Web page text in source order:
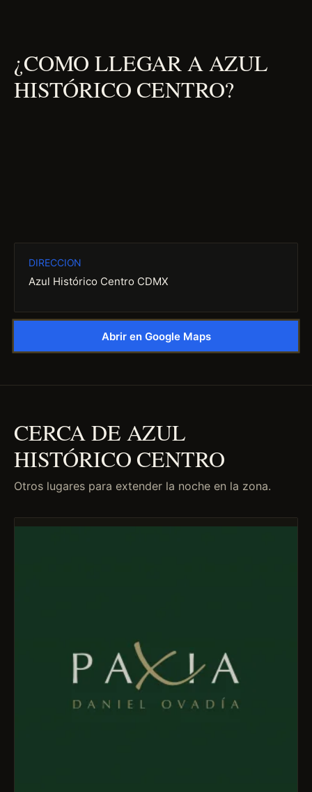
¿COMO LLEGAR A AZUL
HISTÓRICO CENTRO?
DIRECCION
Azul Histórico Centro CDMX
Abrir en Google Maps
CERCA DE AZUL
HISTÓRICO CENTRO
Otros lugares para extender la noche en la zona.